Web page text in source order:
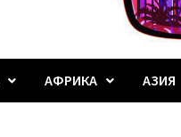
АФРИКА АЗИЯ